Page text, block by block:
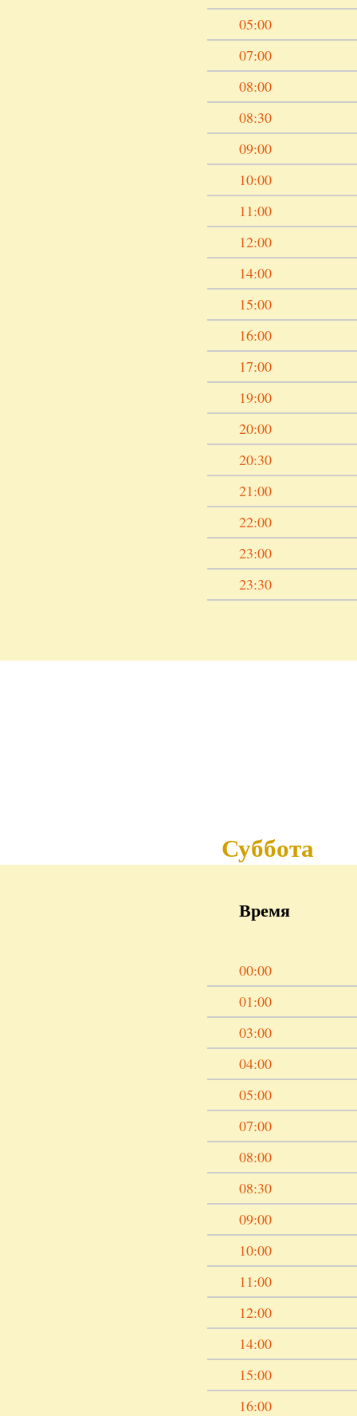
05:00
07:00
08:00
08:30
09:00
10:00
11:00
12:00
14:00
15:00
16:00
17:00
19:00
20:00
20:30
21:00
22:00
23:00
23:30
Суббота
Время
00:00
01:00
03:00
04:00
05:00
07:00
08:00
08:30
09:00
10:00
11:00
12:00
14:00
15:00
16:00